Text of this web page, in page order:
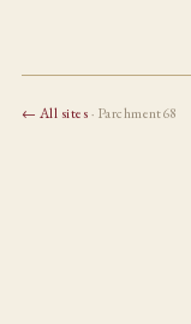
← All sites· Parchment68